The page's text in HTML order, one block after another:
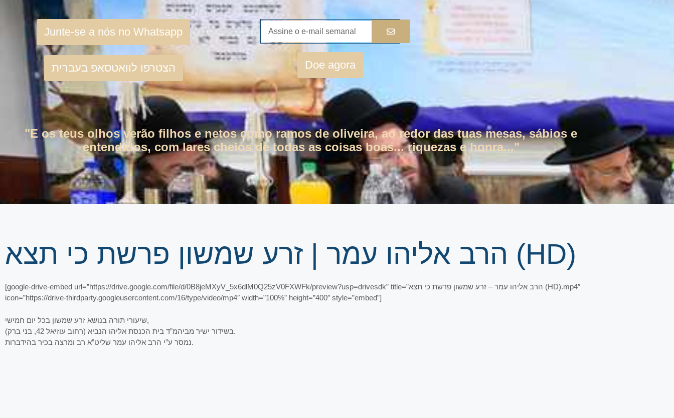
Junte-se a nós no Whatsapp
הצטרפו לוואטסאפ בעברית Doe agora
"E os teus olhos verão filhos e netos como ramos de oliveira, ao redor das tuas mesas, sábios e
entendidos, com lares cheios de todas as coisas boas... riquezas e honra..."
הרב אליהו עמר | זרע שמשון פרשת כי תצא (HD)
[google-drive-embed url=”https://drive.google.com/file/d/0B8jeMXyV_5x6dlM0Q25zV0FXWFk/preview?usp=drivesdk” title=”הרב אליהו עמר – זרע שמשון פרשת כי תצא (HD).mp4″
icon=”https://drive-thirdparty.googleusercontent.com/16/type/video/mp4″ width=”100%” height=”400″ style=”embed”]
שיעורי תורה בנושא זרע שמשון בכל יום חמישי,
בשידור ישיר מביהמ”ד בית הכנסת אליהו הנביא (רחוב עוזיאל 42, בני ברק).
נמסר ע”י הרב אליהו עמר שליט”א רב ומרצה בכיר בהידברות.